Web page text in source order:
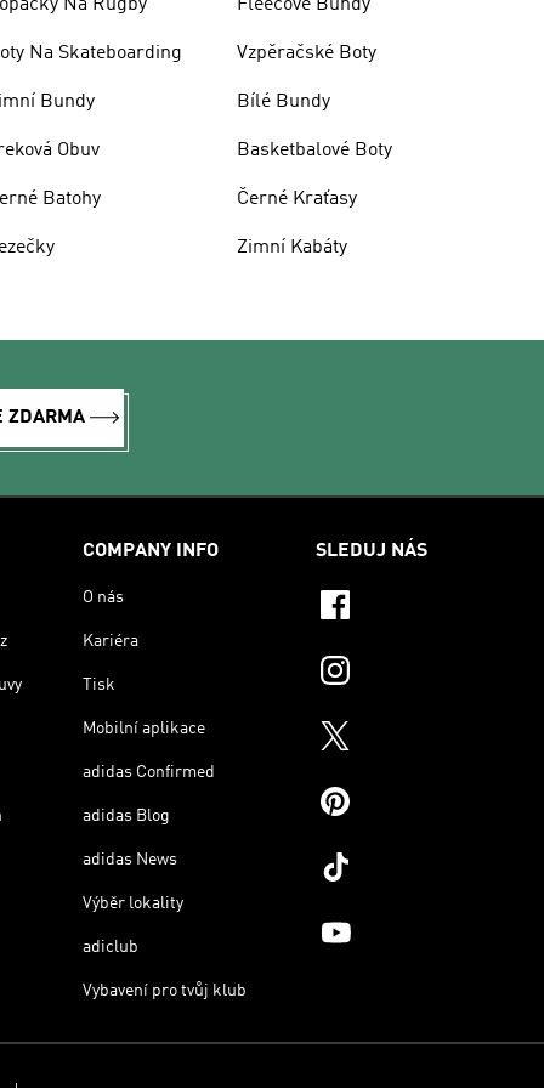
Na Rugby
Na Skateboarding
Bundy
Obuv
Batohy
Fleecové Bundy
Vzpěračské Boty
Bílé Bundy
Basketbalové Boty
Černé Kraťasy
Zimní Kabáty
ZDARMA
COMPANY INFO
O nás
Kariéra
Tisk
Mobilní aplikace
adidas Confirmed
adidas Blog
adidas News
Výběr lokality
adiclub
Vybavení pro tvůj klub
SLEDUJ NÁS